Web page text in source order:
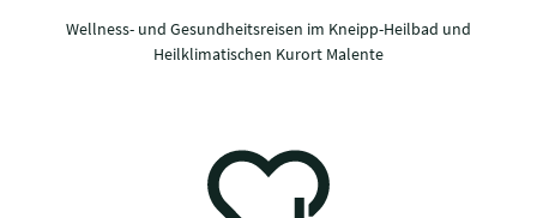
Wellness- und Gesundheitsreisen im Kneipp-Heilbad und
Heilklimatischen Kurort Malente